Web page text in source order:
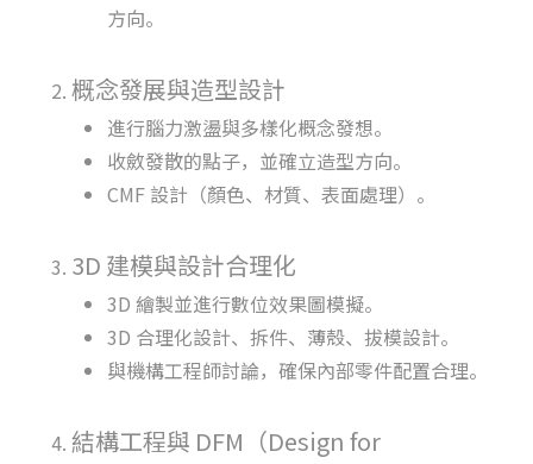
方向。
概念發展與造型設計
進行腦力激盪與多樣化概念發想。
收斂發散的點子，並確立造型方向。
CMF 設計（顏色、材質、表面處理）。
3D 建模與設計合理化
3D 繪製並進行數位效果圖模擬。
3D 合理化設計、拆件、薄殼、拔模設計。
與機構工程師討論，確保內部零件配置合理。
結構工程與 DFM（Design for